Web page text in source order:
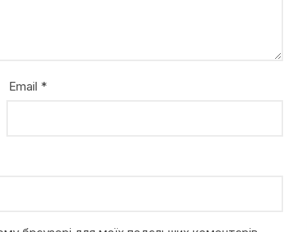
Email *